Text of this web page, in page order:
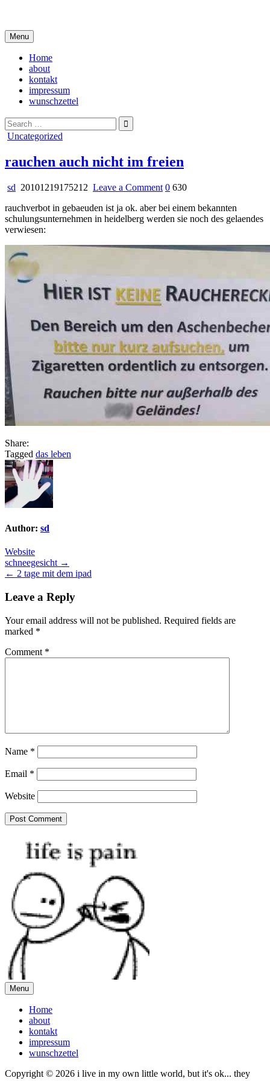
content
Menu
Home
about
kontakt
impressum
wunschzettel
Search
for:
Posted
Uncategorized
rauchen auch nicht im freien
sd 20101219175212 Leave a Commenton
auch
nicht
0 630
rauchverbot in gebaeuden ist ja ok. aber bei einem bekannten
schulungsunternehmen in heidelberg werden sie noch des gelaendes
verwiesen:
Share:
Tagged das leben
Author: sd
Website
Post
navigation
schneegesicht →
← 2 tage mit dem ipad
Leave a Reply
Your email address will not be published. Required fields are
marked *
Comment *
Name *
Email *
Website
Menu
Home
about
kontakt
impressum
wunschzettel
Copyright © 2026 i live in my own little world, but it's ok... they